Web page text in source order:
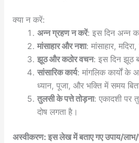
क्या न करें:
अन्न ग्रहण न करें: इस दिन अन्न
मांसाहार और नशा: मांसाहार,
झूठ और कठोर वचन: इस दिन झूठ
सांसारिक कार्य: मांगलिक कार्यों के
ध्यान, पूजा, और भक्ति में समय
तुलसी के पत्ते तोड़ना: एकादशी पर
दोष लगता है।
अस्वीकरण: इस लेख में बताए गए उपाय/